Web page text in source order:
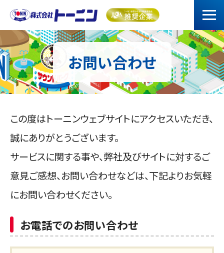
お問い合わせ
この度はトーニンウェブサイトにアクセスいただき、
誠にありがとうございます。
サービスに関する事や、弊社及びサイトに対するご
意見ご感想、お問い合わせなどは、下記よりお気軽
にお問い合わせください。
お電話でのお問い合わせ